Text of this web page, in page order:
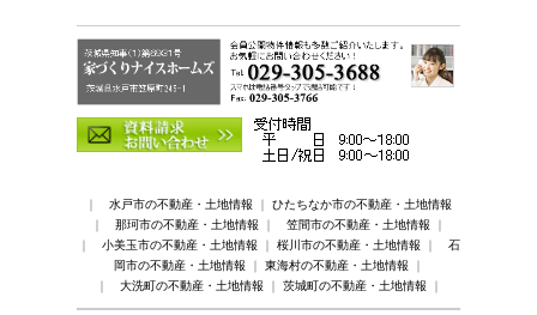
｜ 水戸市の不動産・土地情報 ｜ ひたちなか市の不動産・土地情報
｜ 那珂市の不動産・土地情報 ｜ 笠間市の不動産・土地情報 ｜
｜ 小美玉市の不動産・土地情報 ｜ 桜川市の不動産・土地情報 ｜ 石
岡市の不動産・土地情報 ｜ 東海村の不動産・土地情報 ｜
｜ 大洗町の不動産・土地情報 ｜ 茨城町の不動産・土地情報 ｜